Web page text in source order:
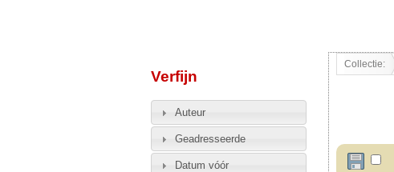
Collectie:
Verfijn
Auteur
Geadresseerde
Datum vóór